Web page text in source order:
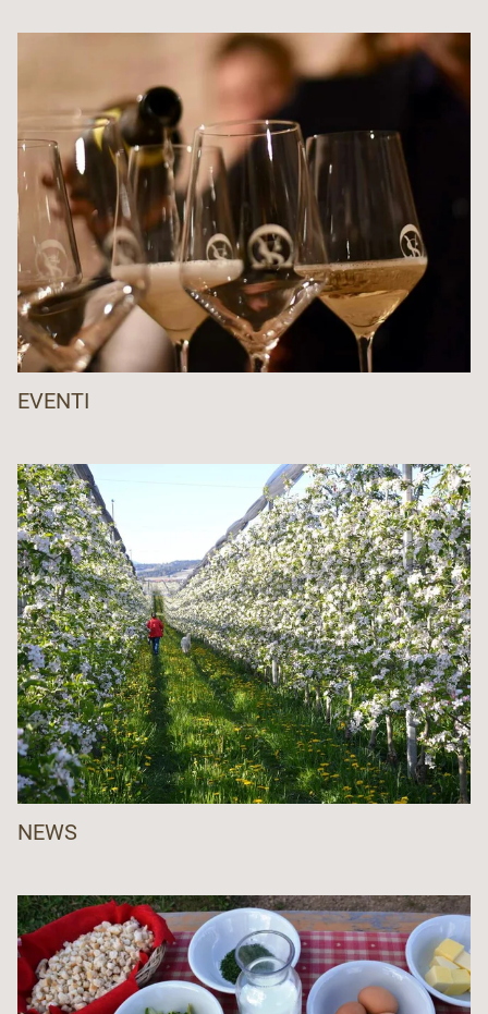
www.vigolana.com
Consorzio Volontario di Tutela Formaggio Spressa
delle Giudicarie DOP
infospressadop@lattetrento.it
F.T.Bio - Federazione Trentina Biologico e
Biodinamico
f.t.bio.trentino@gmail.com
Federazione Provinciale Allevatori Trento
www.apatrento.com
Fondazione Edmund Mach - Istituto Agrario San
Michele all’Adige
www.fmach.it
Movimento Turismo del Vino Trentino Alto Adige
www.mtvtrentinoaltoadige.it
ONAV - Organizzazione Nazionale Assaggiatori di
Vino, sezione Trento
trento@onav.it
Proloco Giovo
www.festadelluva.tn.it
Proloco Mezzocorona
www.prolocomezzocorona.it
Proloco Mezzolombardo
www.prolocomezzolombardo.it
Proloco Ponte Arche
Proloco Roverè della Luna
prolocordl@gmail.com
Unione albergatori del Trentino
www.unat.it
EVENTI
NEWS